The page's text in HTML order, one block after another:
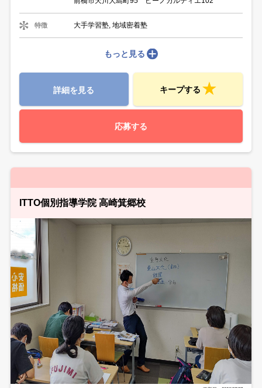
特徴 大手学習塾, 地域密着塾
もっと見る
詳細を見る キープする
応募する
ITTO個別指導学院 高崎箕郷校